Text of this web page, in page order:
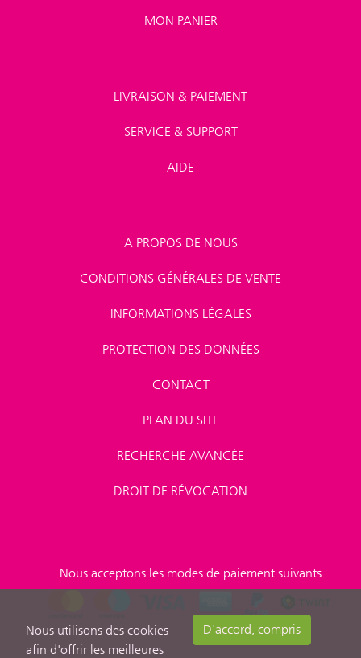
MON PANIER
LIVRAISON & PAIEMENT
SERVICE & SUPPORT
AIDE
A PROPOS DE NOUS
CONDITIONS GÉNÉRALES DE VENTE
INFORMATIONS LÉGALES
PROTECTION DES DONNÉES
CONTACT
PLAN DU SITE
RECHERCHE AVANCÉE
DROIT DE RÉVOCATION
Nous acceptons les modes de paiement suivants
Nous utilisons des cookies
afin d'offrir les meilleures
D'accord, compris